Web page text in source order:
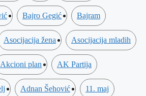
Bajro Gegić Bajram
Asocijacija žena Asocijacija mladih
Akcioni plan AK Partija
Adnan Šehović 11. maj